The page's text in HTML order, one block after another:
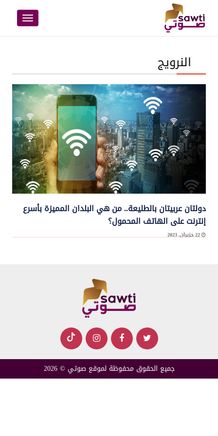
Toggle
navigation
النرويج
دولتان عربيتان بالطليعة.. من هي البلدان المميزة بأسرع
إنترنت على الهاتف المحمول؟
22 حزيران, 2023
جميع الحقوق محفوظة لموقع صوتي © 2026